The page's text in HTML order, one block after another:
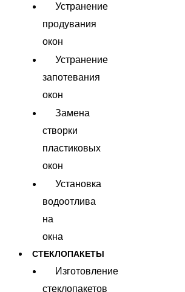
Устранение
продувания
окон
Устранение
запотевания
окон
Замена
створки
пластиковых
окон
Установка
водоотлива
на
окна
СТЕКЛОПАКЕТЫ
Изготовление
стеклопакетов